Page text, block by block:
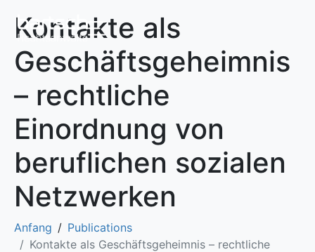
Kontakte als
Geschäftsgeheimnis
– rechtliche
Einordnung von
beruflichen sozialen
Netzwerken
Anfang
Publications
Kontakte als Geschäftsgeheimnis – rechtliche